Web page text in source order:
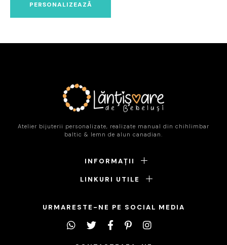
PERSONALIZEAZĂ
Atelier bijuterii personalizate, realizate manual din chihlimbar
baltic & lemn de alun canadian.
INFORMAȚII
LINKURI UTILE
URMARESTE-NE PE SOCIAL MEDIA